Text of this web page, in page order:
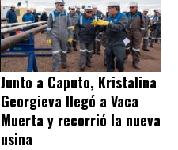
Junto a Caputo, Kristalina
Georgieva llegó a Vaca
Muerta y recorrió la nueva
usina